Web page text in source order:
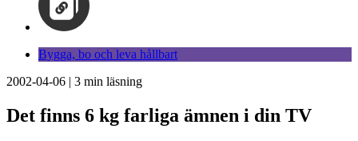
Bygga, bo och leva hållbart
2002-04-06 | 3 min läsning
Det finns 6 kg farliga ämnen i din TV